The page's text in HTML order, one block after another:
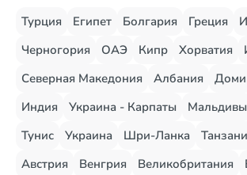
Турция Египет Болгария Греция
Черногория
ОАЭ Кипр Хорватия
Северная Македония
Албания
Индия
Украина - Карпаты Мальдивы
Тунис
Украина Шри-Ланка
Австрия
Венгрия Великобритания